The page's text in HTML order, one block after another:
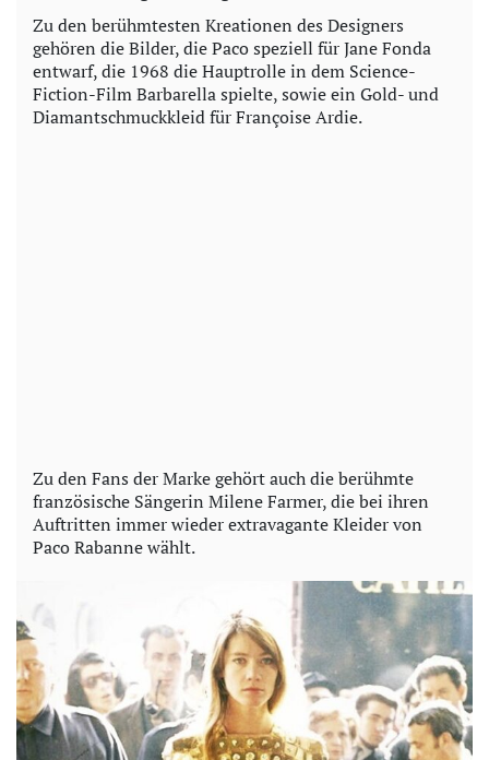
Zu den berühmtesten Kreationen des Designers
gehören die Bilder, die Paco speziell für Jane Fonda
entwarf, die 1968 die Hauptrolle in dem Science-
Fiction-Film Barbarella spielte, sowie ein Gold- und
Diamantschmuckkleid für Françoise Ardie.
Zu den Fans der Marke gehört auch die berühmte
französische Sängerin Milene Farmer, die bei ihren
Auftritten immer wieder extravagante Kleider von
Paco Rabanne wählt.